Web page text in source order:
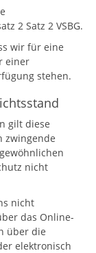
2 Satz 2 VSBG.
wir für eine
einer
stehen.
gilt diese
zwingende
nicht
nicht
das Online-
über die
elektronisch